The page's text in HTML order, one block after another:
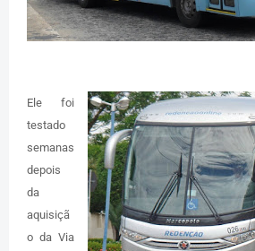
Ele foi
testado
semanas
depois
da
aquisiçã
o da Via